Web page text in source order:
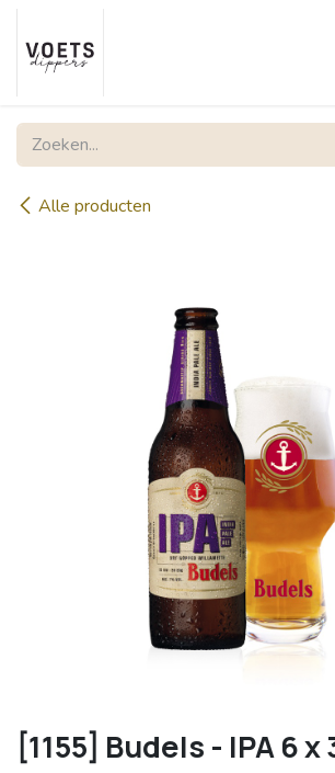
Overslaan naar inhoud
Alle producten
[1155] Budels - IPA 6 x